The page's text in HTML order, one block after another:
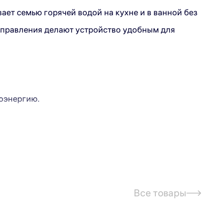
семью горячей водой на кухне и в ванной без
делают устройство удобным для
упрощает настройку. Прямое подключение к
Все товары